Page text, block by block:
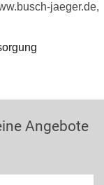
jaeger.de,
Angebote